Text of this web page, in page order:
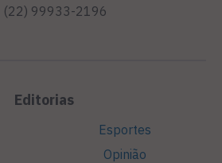
(22) 99933-2196
Editorias
Esportes
Opinião